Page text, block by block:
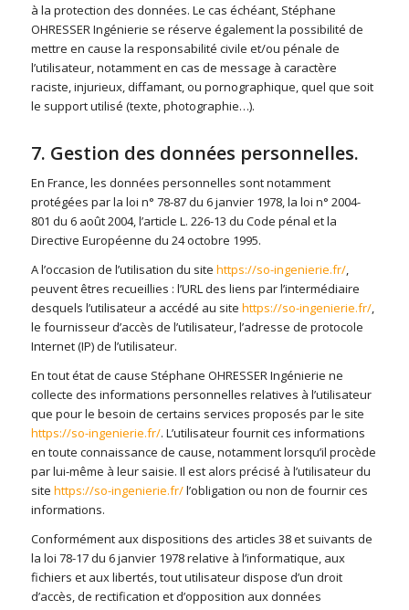
à la protection des données. Le cas échéant, Stéphane
OHRESSER Ingénierie se réserve également la possibilité de
mettre en cause la responsabilité civile et/ou pénale de
l’utilisateur, notamment en cas de message à caractère
raciste, injurieux, diffamant, ou pornographique, quel que soit
le support utilisé (texte, photographie…).
7. Gestion des données personnelles.
En France, les données personnelles sont notamment
protégées par la loi n° 78-87 du 6 janvier 1978, la loi n° 2004-
801 du 6 août 2004, l’article L. 226-13 du Code pénal et la
Directive Européenne du 24 octobre 1995.
A l’occasion de l’utilisation du site https://so-ingenierie.fr/,
peuvent êtres recueillies : l’URL des liens par l’intermédiaire
desquels l’utilisateur a accédé au site https://so-ingenierie.fr/,
le fournisseur d’accès de l’utilisateur, l’adresse de protocole
Internet (IP) de l’utilisateur.
En tout état de cause Stéphane OHRESSER Ingénierie ne
collecte des informations personnelles relatives à l’utilisateur
que pour le besoin de certains services proposés par le site
https://so-ingenierie.fr/. L’utilisateur fournit ces informations
en toute connaissance de cause, notamment lorsqu’il procède
par lui-même à leur saisie. Il est alors précisé à l’utilisateur du
site https://so-ingenierie.fr/l’obligation ou non de fournir ces
informations.
Conformément aux dispositions des articles 38 et suivants de
la loi 78-17 du 6 janvier 1978 relative à l’informatique, aux
fichiers et aux libertés, tout utilisateur dispose d’un droit
d’accès, de rectification et d’opposition aux données